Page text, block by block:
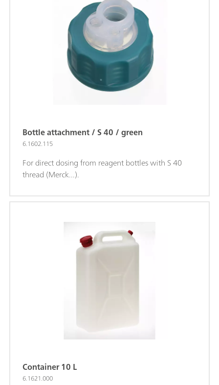
Bottle attachment / S 40 / green
6.1602.115
For direct dosing from reagent bottles with S 40
thread (Merck...).
Container 10 L
6.1621.000